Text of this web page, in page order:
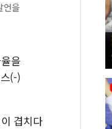
언을
을
(-)
겹치다